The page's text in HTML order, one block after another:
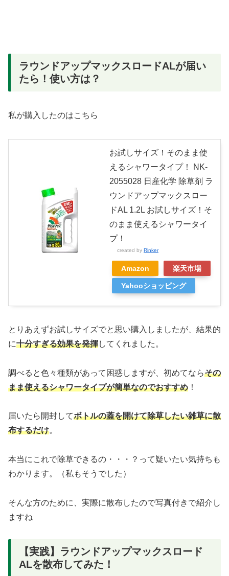
ラウンドアップマックスロードALが届い
たら！使い方は？
私が購入したのはこちら
お試しサイズ！そのまま使
えるシャワータイプ！ NK-
2055028 日産化学 除草剤 ラ
ウンドアップマックスロー
ドAL 1.2L お試しサイズ！そ
のまま使えるシャワータイ
プ！
created by Rinker
Amazon 楽天市場
Yahooショッピング
とりあえずお試しサイズでと思い購入しましたが、結果的
に十分すぎる効果を発揮してくれました。
調べると色々種類があって困惑しますが、初めてならその
まま使えるシャワータイプが簡単なのでおすすめ ！
届いたら開封してボトルの蓋を開けて除草したい雑草に散
布するだけ。
本当にこれで除草できるの・・・？って疑いたい気持ちも
わかります。（私もそうでした）
そんな方のために、実際に散布したので写真付きで紹介し
ますね
【実践】ラウンドアップマックスロード
ALを散布してみた！